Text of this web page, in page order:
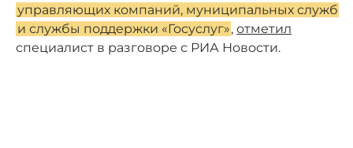
управляющих компаний, муниципальных служб
и службы поддержки «Госуслуг»,отметил
специалист в разговоре с РИА Новости.